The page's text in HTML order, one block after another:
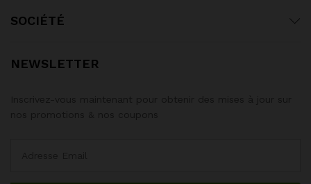
SOCIÉTÉ
NEWSLETTER